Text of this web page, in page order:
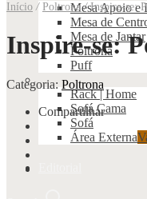
Mesa Apoio e
Mesa de
Mesa de Jantar
Poltrona
Puff
Rack | Home
Sofá Cama
Sofá
Área Externa
Início / Poltrona /Inspire-se:
Inspire-se:
Categoria: Poltrona
Compartilhar